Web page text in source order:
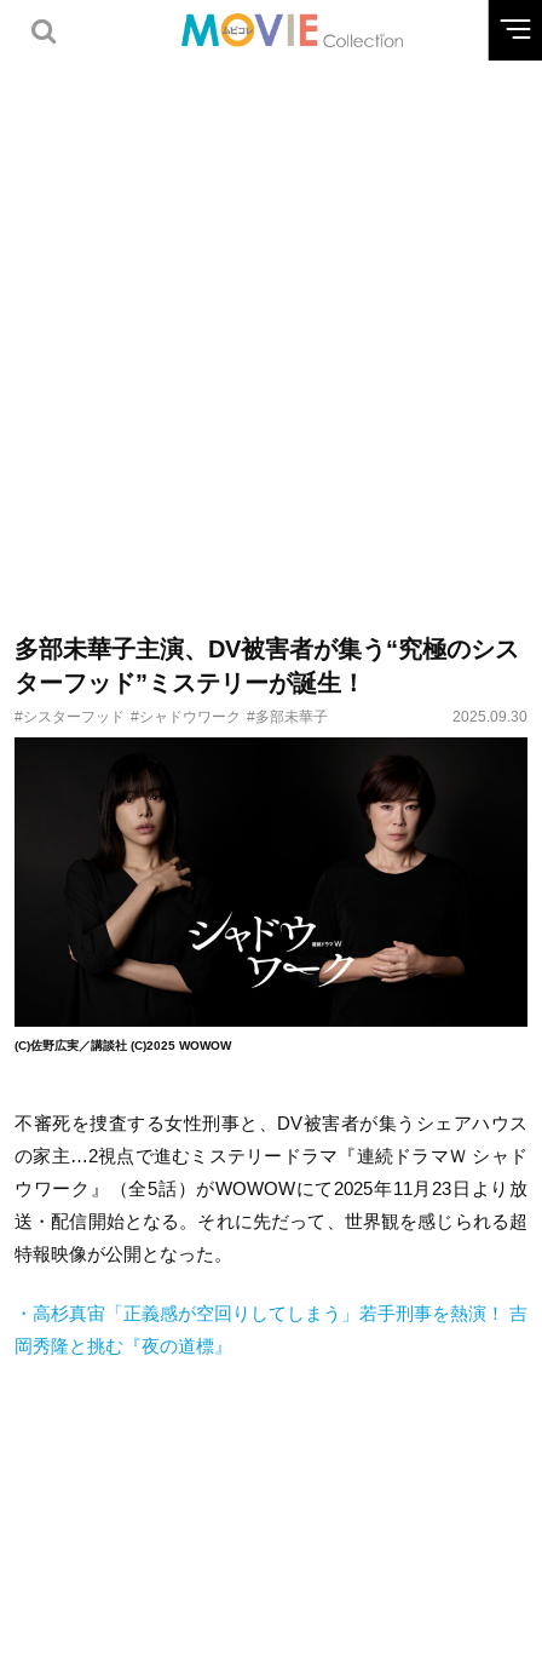
多部未華子主演、DV被害者が集う“究極のシス
ターフッド”ミステリーが誕生！
#シスターフッド #シャドウワーク #多部未華子 2025.09.30
(C)佐野広実／講談社 (C)2025 WOWOW
不審死を捜査する女性刑事と、DV被害者が集うシェアハウス
の家主…2視点で進むミステリードラマ『連続ドラマＷ シャド
ウワーク』（全5話）がWOWOWにて2025年11月23日より放
送・配信開始となる。それに先だって、世界観を感じられる超
特報映像が公開となった。
・高杉真宙「正義感が空回りしてしまう」若手刑事を熱演！ 吉
岡秀隆と挑む『夜の道標』